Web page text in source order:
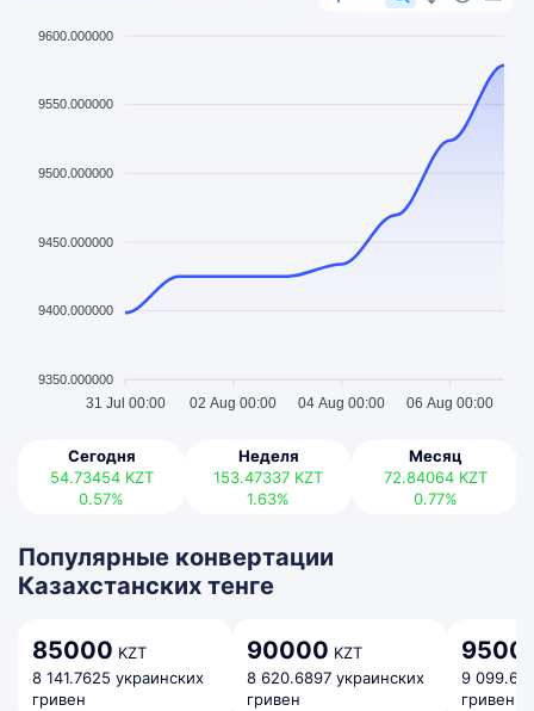
9600.000000
9550.000000
9500.000000
9450.000000
9400.000000
9350.000000
31 Jul 00:00 02 Aug 00:00 04 Aug 00:00 06 Aug 00:00
Сегодня
54.73454 KZT
0.57%
Неделя
153.47337 KZT
1.63%
Месяц
72.84064 KZT
0.77%
Популярные конвертации
Казахстанских тенге
85000 KZT
8 141.7625 украинских
гривен
90000 KZT
8 620.6897 украинских
гривен
9
гривен